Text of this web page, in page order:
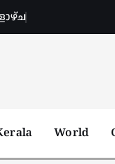
ഴച
World